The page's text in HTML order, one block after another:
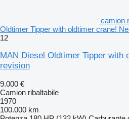
camion
Oldtimer Tipper with oldtimer crane!
12
MAN Diesel Oldtimer Tipper with
revision
9.000 €
Camion ribaltabile
1970
100.000 km